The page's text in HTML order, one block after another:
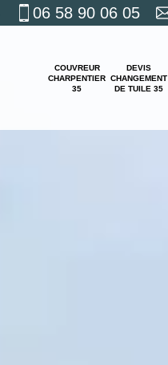
06 58 90 06 05
COUVREUR
CHARPENTIER
35
DEVIS
CHANGEMENT
DE TUILE 35